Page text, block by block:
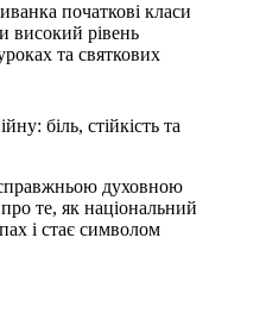
початкові класи
високий рівень
та святкових
біль, стійкість та
духовною
те, як національний
і стає символом